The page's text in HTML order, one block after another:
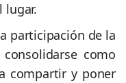
lugar.
participación de la
como
compartir y poner